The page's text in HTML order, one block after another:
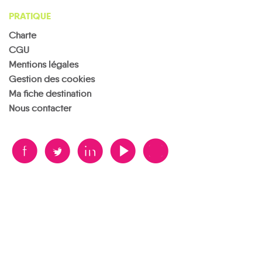
PRATIQUE
Charte
CGU
Mentions légales
Gestion des cookies
Ma fiche destination
Nous contacter
B A D F V